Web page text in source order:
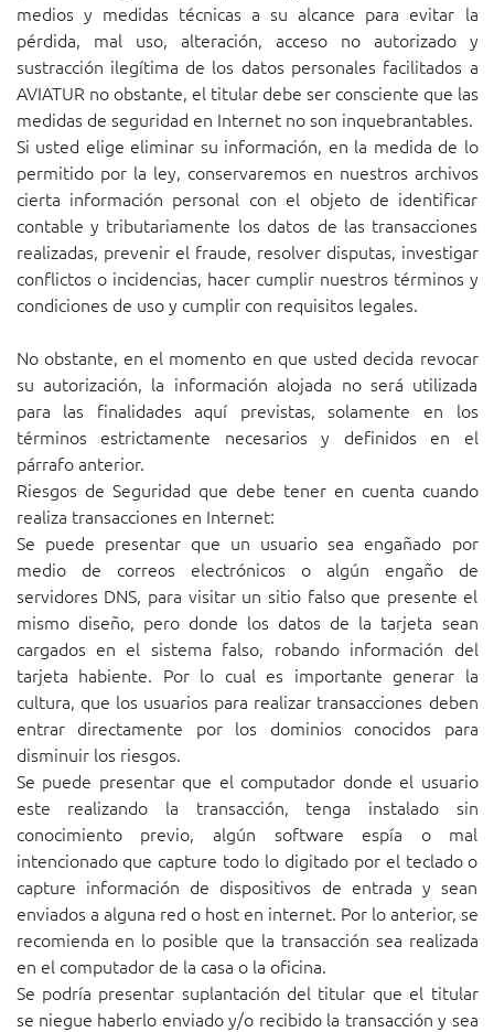
medios y medidas técnicas a su alcance para evitar la
pérdida, mal uso, alteración, acceso no autorizado y
sustracción ilegítima de los datos personales facilitados a
AVIATUR no obstante, el titular debe ser consciente que las
medidas de seguridad en Internet no son inquebrantables.
Si usted elige eliminar su información, en la medida de lo
permitido por la ley, conservaremos en nuestros archivos
cierta información personal con el objeto de identificar
contable y tributariamente los datos de las transacciones
realizadas, prevenir el fraude, resolver disputas, investigar
conflictos o incidencias, hacer cumplir nuestros términos y
condiciones de uso y cumplir con requisitos legales.
No obstante, en el momento en que usted decida revocar
su autorización, la información alojada no será utilizada
para las finalidades aquí previstas, solamente en los
términos estrictamente necesarios y definidos en el
párrafo anterior.
Riesgos de Seguridad que debe tener en cuenta cuando
realiza transacciones en Internet:
Se puede presentar que un usuario sea engañado por
medio de correos electrónicos o algún engaño de
servidores DNS, para visitar un sitio falso que presente el
mismo diseño, pero donde los datos de la tarjeta sean
cargados en el sistema falso, robando información del
tarjeta habiente. Por lo cual es importante generar la
cultura, que los usuarios para realizar transacciones deben
entrar directamente por los dominios conocidos para
disminuir los riesgos.
Se puede presentar que el computador donde el usuario
este realizando la transacción, tenga instalado sin
conocimiento previo, algún software espía o mal
intencionado que capture todo lo digitado por el teclado o
capture información de dispositivos de entrada y sean
enviados a alguna red o host en internet. Por lo anterior, se
recomienda en lo posible que la transacción sea realizada
en el computador de la casa o la oficina.
Se podría presentar suplantación del titular que el titular
se niegue haberlo enviado y/o recibido la transacción y sea